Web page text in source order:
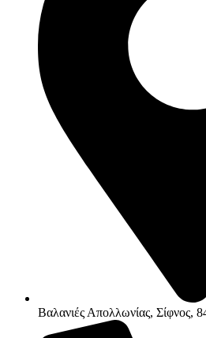
Βαλανιές Απολλωνίας, Σίφνος,